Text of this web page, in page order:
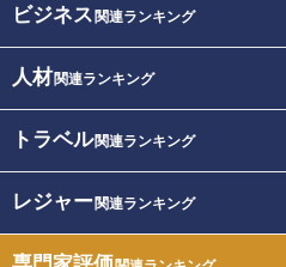
ビジネス 関連ランキング
人材関連ランキング
トラベル関連ランキング
レジャー関連ランキング